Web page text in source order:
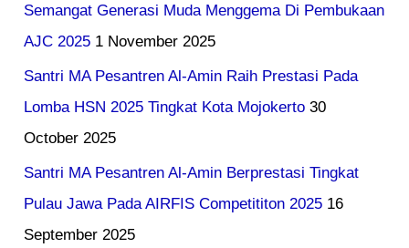
Semangat Generasi Muda Menggema Di Pembukaan
AJC 2025 1 November 2025
Santri MA Pesantren Al-Amin Raih Prestasi Pada
Lomba HSN 2025 Tingkat Kota Mojokerto 30
October 2025
Santri MA Pesantren Al-Amin Berprestasi Tingkat
Pulau Jawa Pada AIRFIS Competititon 2025 16
September 2025